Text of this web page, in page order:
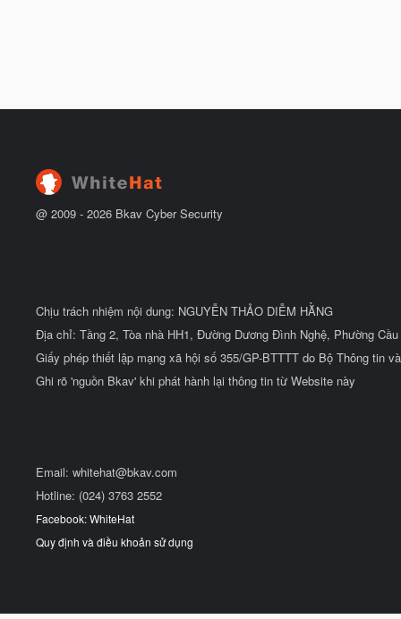
@ 2009 - 2026 Bkav Cyber Security
Chịu trách nhiệm nội dung: NGUYỄN THẢO DIỄM HẰNG
Địa chỉ: Tầng 2, Tòa nhà HH1, Đường Dương Đình Nghệ, Phường
Giấy phép thiết lập mạng xã hội số 355/GP-BTTTT do Bộ Thông tin
Ghi rõ 'nguồn Bkav' khi phát hành lại thông tin từ Website này
Email: whitehat@bkav.com
Hotline: (024) 3763 2552
Facebook: WhiteHat
Quy định và điều khoản sử dụng